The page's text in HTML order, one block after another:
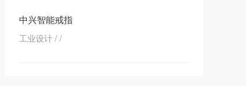
中兴智能戒指
工业设计 / /